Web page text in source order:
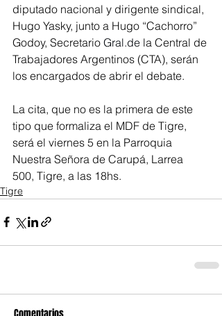
diputado nacional y dirigente sindical,
Hugo Yasky, junto a Hugo “Cachorro”
Godoy, Secretario Gral.de la Central de
Trabajadores Argentinos (CTA), serán
los encargados de abrir el debate.
La cita, que no es la primera de este
tipo que formaliza el MDF de Tigre,
será el viernes 5 en la Parroquia
Nuestra Señora de Carupá, Larrea
500, Tigre, a las 18hs.
Tigre